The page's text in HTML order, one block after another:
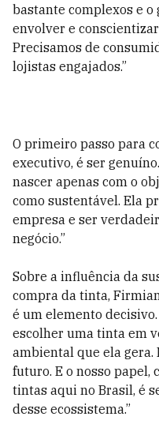
bastante complexos e o
envolver e
Precisamos de
lojistas engajados.”
O primeiro passo para
executivo, é ser
nascer apenas com o
como sustentável. Ela
empresa e ser
negócio.”
Sobre a influência da
compra da tinta,
é um elemento
escolher uma tinta em
ambiental que ela gera.
futuro. E o nosso papel,
tintas aqui no Brasil, é
desse ecossistema.”